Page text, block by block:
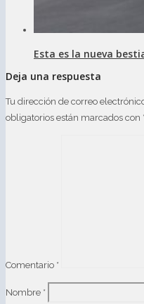
Esta es la nueva
Deja una respuesta
Tu dirección de correo
obligatorios están marcados con *
Comentario *
Nombre *